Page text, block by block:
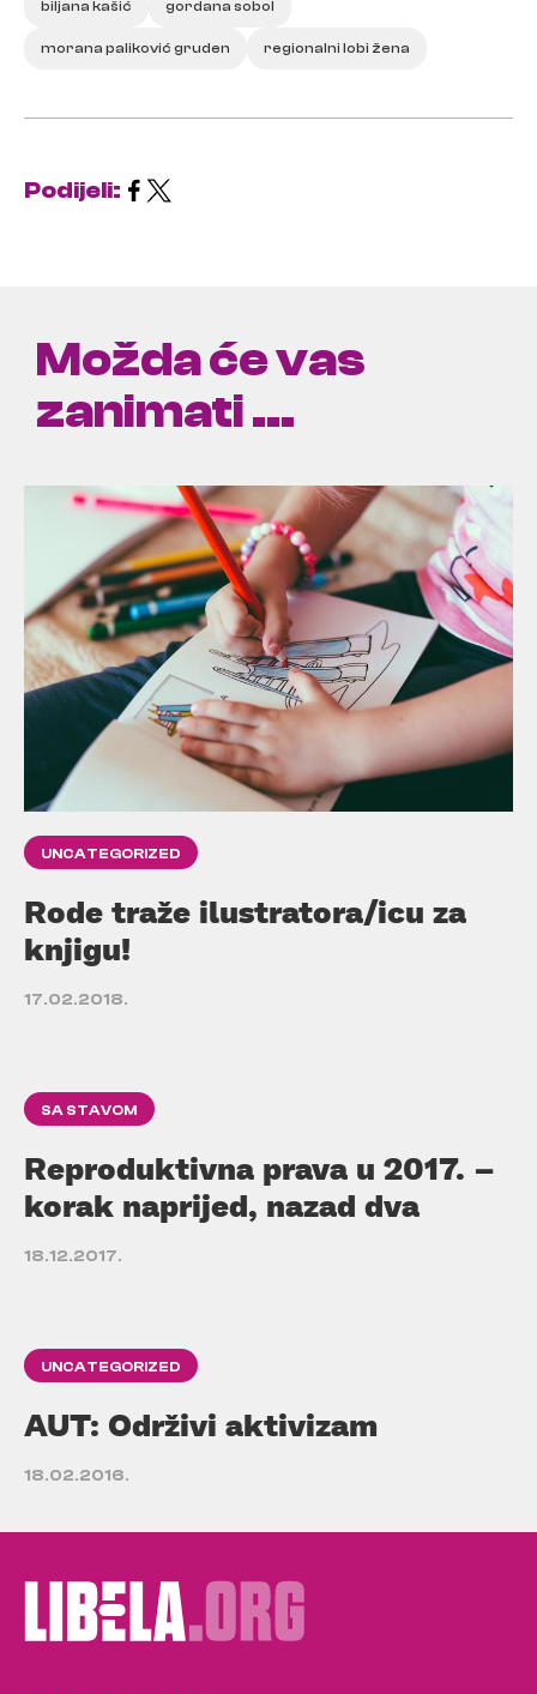
biljana kašić gordana sobol
morana paliković gruden regionalni lobi žena
Podijeli:
Možda će vas
zanimati ...
UNCATEGORIZED
Rode traže ilustratora/icu za
knjigu!
17.02.2018.
SA STAVOM
Reproduktivna prava u 2017. –
korak naprijed, nazad dva
18.12.2017.
UNCATEGORIZED
AUT: Održivi aktivizam
18.02.2016.